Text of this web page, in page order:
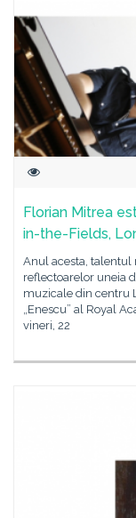
Florian Mitrea
in-the-Fields,
Anul acesta, talentul
reflectoarelor uneia
muzicale din centru
„Enescu” al Royal
vineri, 22